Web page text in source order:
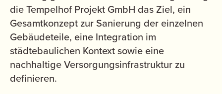
die Tempelhof Projekt GmbH das Ziel, ein
Gesamtkonzept zur Sanierung der einzelnen
Gebäudeteile, eine Integration im
städtebaulichen Kontext sowie eine
nachhaltige Versorgungsinfrastruktur zu
definieren.